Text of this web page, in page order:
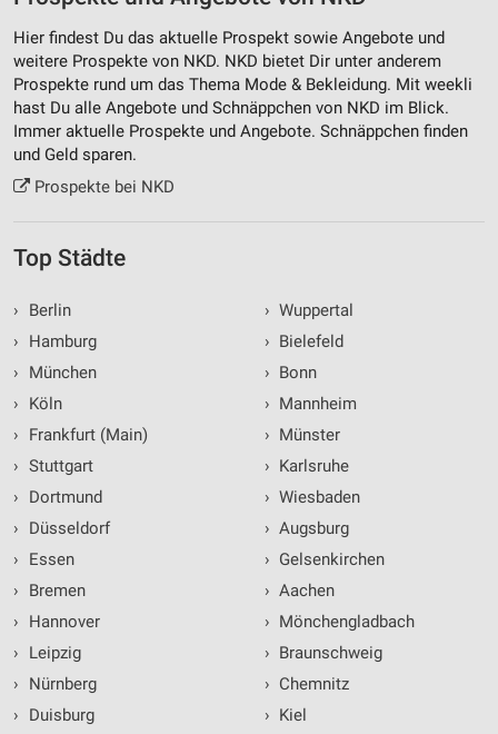
Hier findest Du das aktuelle Prospekt sowie Angebote und
weitere Prospekte von NKD. NKD bietet Dir unter anderem
Prospekte rund um das Thema Mode & Bekleidung. Mit weekli
hast Du alle Angebote und Schnäppchen von NKD im Blick.
Immer aktuelle Prospekte und Angebote. Schnäppchen finden
und Geld sparen.
Prospekte bei NKD
Top Städte
›
Berlin
›
Hamburg
›
München
›
Köln
›
Frankfurt (Main)
› Stuttgart
›
Dortmund
›
Düsseldorf
›
Essen
›
Bremen
›
Hannover
›
Leipzig
›
Nürnberg
›
Duisburg
› Wuppertal
› Bielefeld
› Bonn
› Mannheim
› Münster
› Karlsruhe
› Wiesbaden
› Augsburg
› Gelsenkirchen
› Aachen
› Mönchengladbach
› Braunschweig
› Chemnitz
› Kiel